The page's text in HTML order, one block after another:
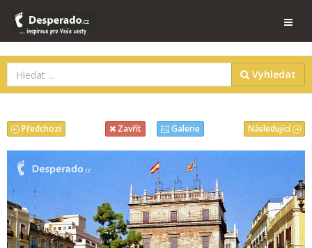
Vyhledat
Následující
Předchozí Zavřít Galerie